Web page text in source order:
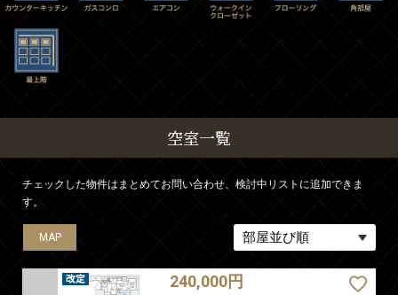
空室一覧
チェックした物件はまとめてお問い合わせ、検討中リストに追加できま
す。
MAP
240,000円
MAP
MAP
MAP
MAP